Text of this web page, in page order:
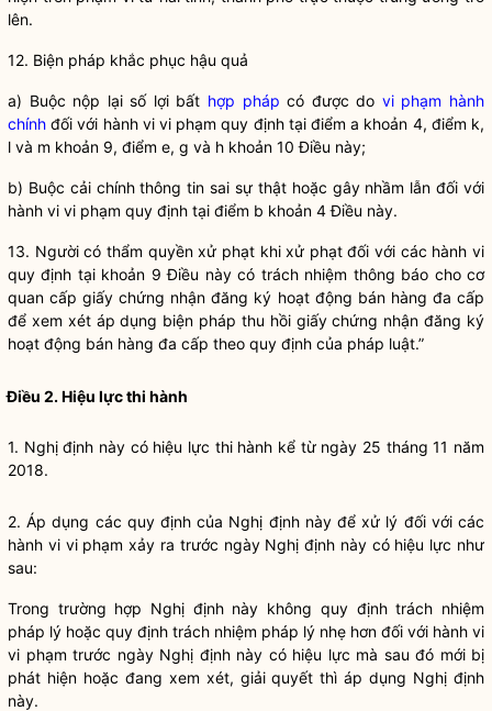
lên.
12. Biện pháp khắc phục hậu quả
a) Buộc nộp lại số lợi bất hợp pháp có được do vi phạm hành
chính đối với hành vi vi phạm quy định tại điểm a khoản 4, điểm k,
l và m khoản 9, điểm e, g và h khoản 10 Điều này;
b) Buộc cải chính thông tin sai sự thật hoặc gây nhầm lẫn đối với
hành vi vi phạm quy định tại điểm b khoản 4 Điều này.
13. Người có thẩm quyềnxử phạt khi xử phạt đối với các hành vi
quy định tại khoản 9 Điều này có trách nhiệm thông báo cho cơ
quan cấp giấy chứng nhận đăng ký hoạt động bán hàng đa cấp
để xem xét áp dụng biện pháp thu hồi giấy chứng nhận đăng ký
hoạt động bán hàng đa cấp theo quy định của pháp luật.”
Điều 2. Hiệu lực thi hành
1. Nghị định này có hiệu lực thi hành kể từ ngày 25 tháng 11 năm
2018.
2. Áp dụng các quy định của Nghị định này để xử lý đối với các
hành vi vi phạm xảy ra trước ngày Nghị định này có hiệu lực như
sau:
Trong trường hợp Nghị định này không quy định trách nhiệm
pháp lý hoặc quy định trách nhiệm pháp lý nhẹ hơn đối với hành vi
vi phạm trước ngày Nghị định này có hiệu lực mà sau đó mới bị
phát hiện hoặc đang xem xét, giải quyết thì áp dụng Nghị định
này.